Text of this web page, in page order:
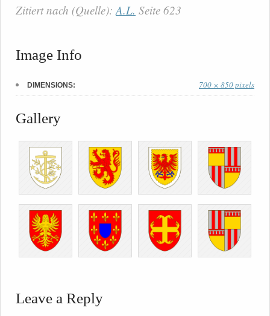
Zitiert nach (Quelle):A.L. Seite 623
Image Info
DIMENSIONS: 700 × 850 pixels
Gallery
Leave a Reply